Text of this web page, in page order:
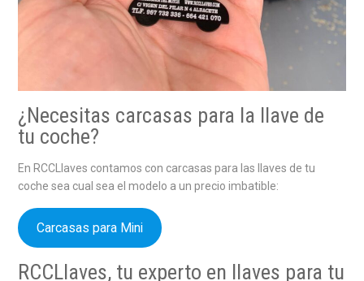
¿Necesitas carcasas para la llave de
tu coche?
En RCCLlaves contamos con carcasas para las llaves de tu
coche sea cual sea el modelo a un precio imbatible:
Carcasas para Mini
RCCLlaves, tu experto en llaves para tu